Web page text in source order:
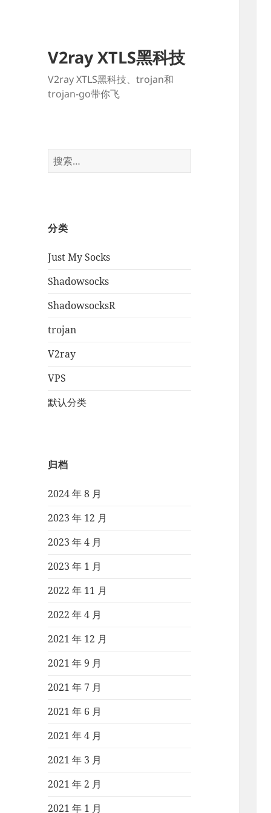
V2ray XTLS黑科技
V2ray XTLS黑科技、trojan和
trojan-go带你飞
搜
索：
分类
Just My Socks
Shadowsocks
ShadowsocksR
trojan
V2ray
VPS
默认分类
归档
2024 年 8 月
2023 年 12 月
2023 年 4 月
2023 年 1 月
2022 年 11 月
2022 年 4 月
2021 年 12 月
2021 年 9 月
2021 年 7 月
2021 年 6 月
2021 年 4 月
2021 年 3 月
2021 年 2 月
2021 年 1 月